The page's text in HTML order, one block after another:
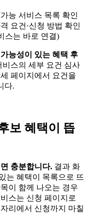
능 서비스 목록 확인
요건·신청 방법 확인
스는 바로 연결)
가능성이 있는 혜택 후
스의 세부 요건 심사
페이지에서 요건을
다.
보 혜택이 뜹
충분합니다. 결과 화
는 혜택이 목록으로 뜨
이 함께 나오는 경우
스는 신청 페이지로
리에서 신청까지 마칠